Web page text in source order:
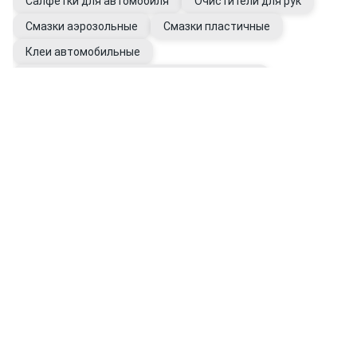
Смазки аэрозольные
Смазки пластичные
Клеи автомобильные